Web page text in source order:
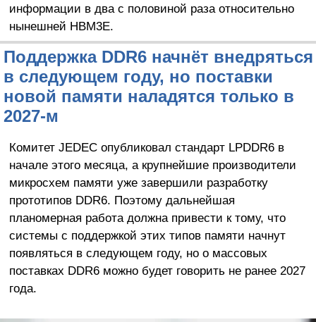
информации в два с половиной раза относительно
нынешней HBM3E.
Поддержка DDR6 начнёт внедряться
в следующем году, но поставки
новой памяти наладятся только в
2027-м
Комитет JEDEC опубликовал стандарт LPDDR6 в
начале этого месяца, а крупнейшие производители
микросхем памяти уже завершили разработку
прототипов DDR6. Поэтому дальнейшая
планомерная работа должна привести к тому, что
системы с поддержкой этих типов памяти начнут
появляться в следующем году, но о массовых
поставках DDR6 можно будет говорить не ранее 2027
года.